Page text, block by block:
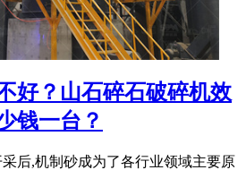
好？山石碎石破碎机效
钱一台？
后,机制砂成为了各行业领域主要原